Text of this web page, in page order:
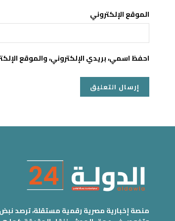
الموقع الإلكتروني
احفظ اسمي، بريدي الإلكتروني، والموقع
منصة إخبارية مصرية رقمية مستقلة، ترصد نبض